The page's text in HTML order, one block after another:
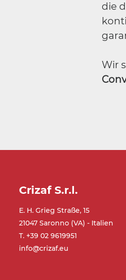
die
Wir
Crizaf S.r.l.
E. H. Grieg Straße, 15
21047 Saronno (VA) - Italien
T. +39 02 9619951
info@crizaf.eu